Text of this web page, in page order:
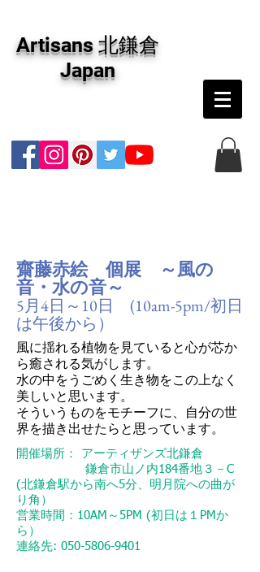
版画・切り絵など、コンテンポラリー並びにフ
ァインアートのオンライン販売をしています。
日本国内の抽象画・具象画の画家に加え、海外
のアーティストの作品もお取り寄せ頂けます。
インテリアとして、大切な方へのギフトとし
Artisans 北鎌倉
Japan
齋藤赤絵 個展 ～風の
音・水の音～
5月4日～10日 (10am-5pm/初日
は午後から）
風に揺れる植物を見ていると心が芯か
ら癒される気がします。
水の中をうごめく生き物をこの上なく
美しいと思います。
そういうものをモチーフに、自分の世
界を描き出せたらと思っています。
開催場所： アーティザンズ北鎌倉
鎌倉市山ノ内184番地３－C
(北鎌倉駅から南へ5分、明月院への曲が
り角）
営業時間：10AM～5PM (初日は１PMか
ら）
​連絡先: 050-5806-9401